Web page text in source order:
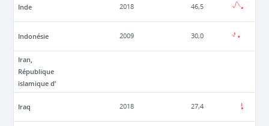
Inde 2018 46,5
Indonésie 2009 30,0
Iran,
République
islamique d’
Iraq 2018 27,4